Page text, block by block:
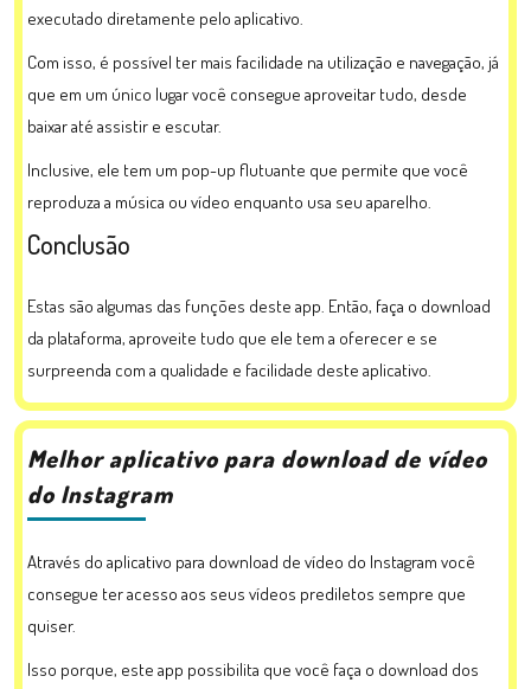
executado diretamente pelo aplicativo.
Com isso, é possível ter mais facilidade na utilização e navegação, já
que em um único lugar você consegue aproveitar tudo, desde
baixar até assistir e escutar.
Inclusive, ele tem um pop-up flutuante que permite que você
reproduza a música ou vídeo enquanto usa seu aparelho.
Conclusão
Estas são algumas das funções deste app. Então, faça o download
da plataforma, aproveite tudo que ele tem a oferecer e se
surpreenda com a qualidade e facilidade deste aplicativo.
Melhor aplicativo para download de vídeo
do Instagram
Através do aplicativo para download de vídeo do Instagram você
consegue ter acesso aos seus vídeos prediletos sempre que
quiser.
Isso porque, este app possibilita que você faça o download dos